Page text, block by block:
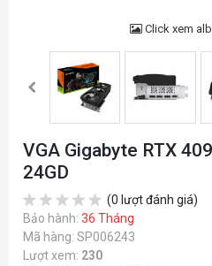
Click xem
VGA Gigabyte RTX
24GD
(0 lượt đánh giá)
Bảo hành: 36 Tháng
Mã hàng: SP006243
Lượt xem: 230